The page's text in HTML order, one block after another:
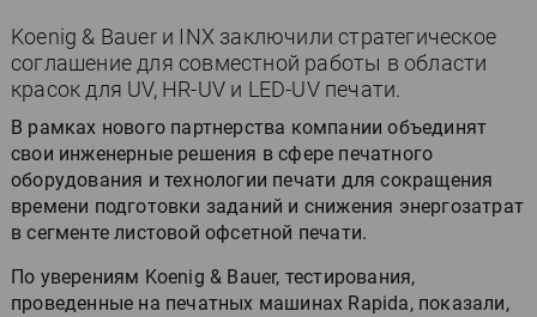
Koenig & Bauer и INX заключили стратегическое
соглашение для совместной работы в области
красок для UV, HR-UV и LED-UV печати.
В рамках нового партнерства компании объединят
свои инженерные решения в сфере печатного
оборудования и технологии печати для сокращения
времени подготовки заданий и снижения энергозатрат
в сегменте листовой офсетной печати.
По уверениям Koenig & Bauer, тестирования,
проведенные на печатных машинах Rapida, показали,